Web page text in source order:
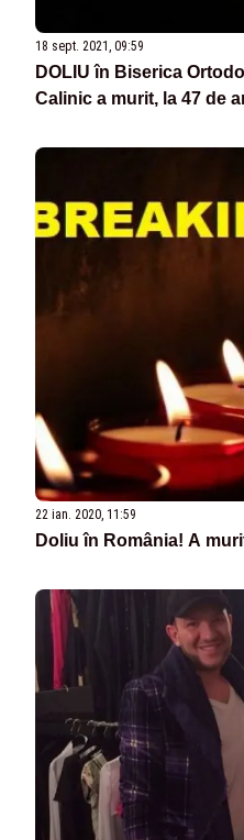
18 sept. 2021, 09:59
DOLIU în Biserica
Calinic a murit, la 47 de
22 ian. 2020, 11:59
Doliu în România! A